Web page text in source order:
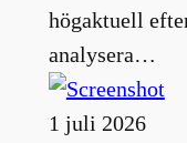
högaktuell
analysera…
1 juli 2026